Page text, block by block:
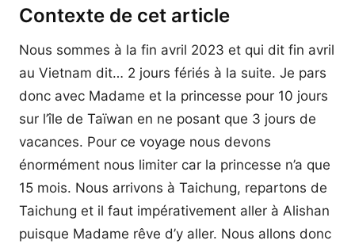
Contexte de cet article
Nous sommes à la fin avril 2023 et qui dit fin avril
au Vietnam dit… 2 jours fériés à la suite. Je pars
donc avec Madame et la princesse pour 10 jours
sur l’île de Taïwan en ne posant que 3 jours de
vacances. Pour ce voyage nous devons
énormément nous limiter car la princesse n’a que
15 mois. Nous arrivons à Taichung, repartons de
Taichung et il faut impérativement aller à Alishan
puisque Madame rêve d’y aller. Nous allons donc